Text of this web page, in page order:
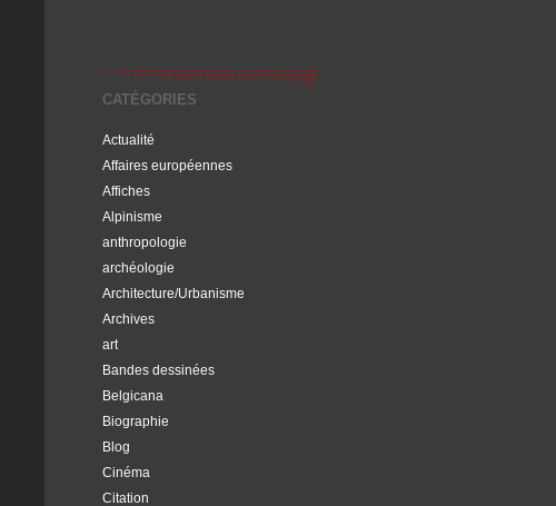
CATÉGORIES
Actualité
Affaires européennes
Affiches
Alpinisme
anthropologie
archéologie
Architecture/Urbanisme
Archives
art
Bandes dessinées
Belgicana
Biographie
Blog
Cinéma
Citation